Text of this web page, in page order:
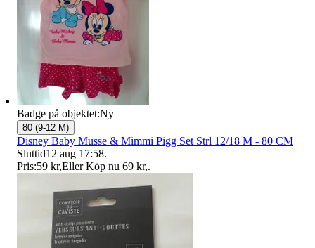
Badge på objektet:Ny
80 (9-12 M)
Disney Baby Musse & Mimmi Pigg Set Strl 12/18 M - 80 CM
Sluttid12 aug 17:58.
Pris:59 kr,Eller Köp nu 69 kr,.